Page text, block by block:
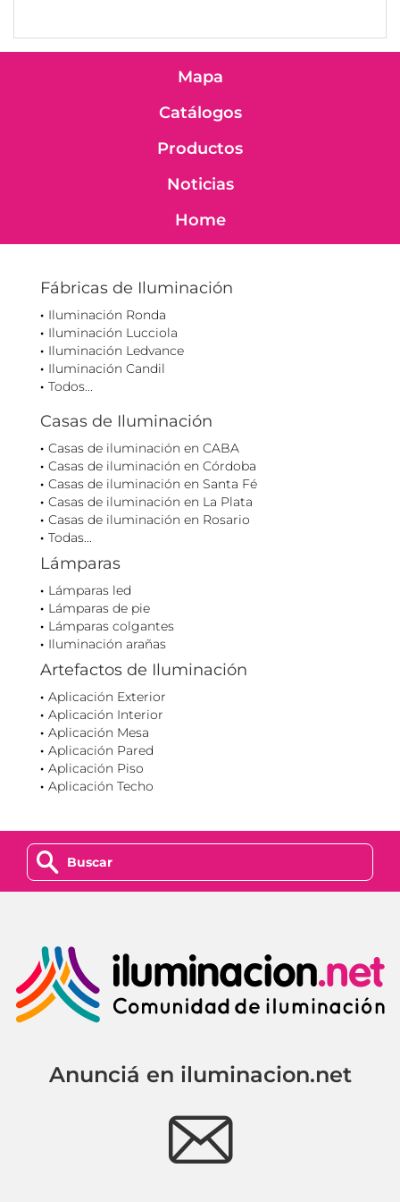
Mapa
Catálogos
Productos
Noticias
Home
Fábricas de Iluminación
Iluminación Ronda
Iluminación Lucciola
Iluminación Ledvance
Iluminación Candil
Todos...
Casas de Iluminación
Casas de iluminación en CABA
Casas de iluminación en Córdoba
Casas de iluminación en Santa Fé
Casas de iluminación en La Plata
Casas de iluminación en Rosario
Todas...
Lámparas
Lámparas led
Lámparas de pie
Lámparas colgantes
Iluminación arañas
Artefactos de Iluminación
Aplicación Exterior
Aplicación Interior
Aplicación Mesa
Aplicación Pared
Aplicación Piso
Aplicación Techo
z
Anunciá en iluminacion.net
e